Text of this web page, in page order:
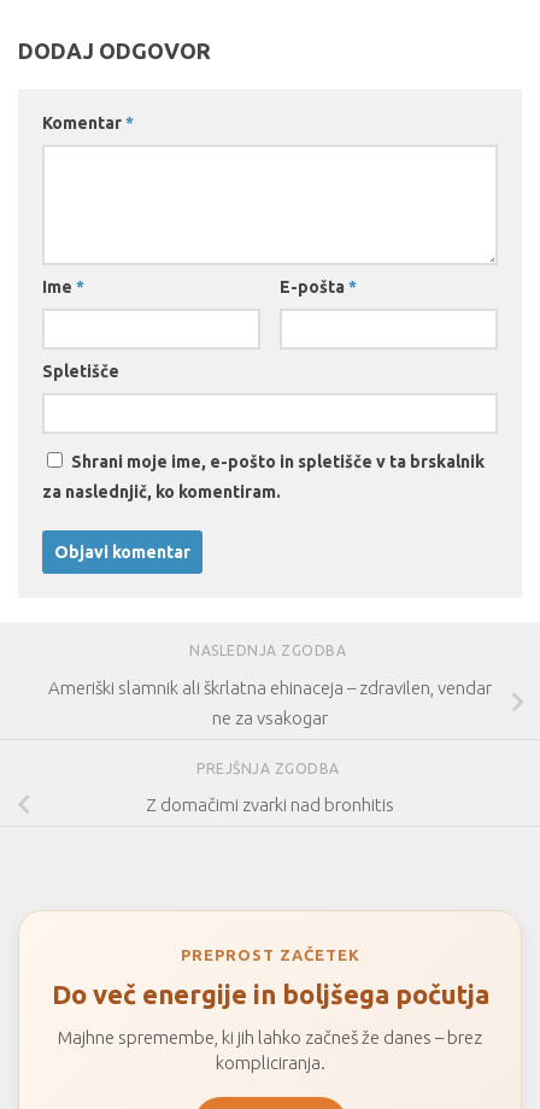
DODAJ ODGOVOR
Komentar*
Ime * E-pošta *
Spletišče
Shrani moje ime, e-pošto in spletišče v ta brskalnik
za naslednjič, ko komentiram.
NASLEDNJA ZGODBA
Ameriški slamnik ali škrlatna ehinaceja – zdravilen, vendar
ne za vsakogar
PREJŠNJA ZGODBA
Z domačimi zvarki nad bronhitis
PREPROST ZAČETEK
Do več energije in boljšega počutja
Majhne spremembe, ki jih lahko začneš že danes – brez
kompliciranja.